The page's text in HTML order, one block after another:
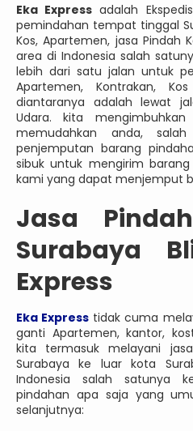
Eka Express adalah
pemindahan tempat tinggal
Kos, Apartemen, jasa Pindah
area di Indonesia salah
lebih dari satu jalan untuk
Apartemen, Kontrakan,
diantaranya adalah lewat
Udara. kita
memudahkan anda,
penjemputan barang
sibuk untuk mengirim
kami yang dapat menjemput
Jasa
Surabaya
Express
Eka Express tidak cuma
ganti Apartemen, kantor,
kita termasuk melayani
Surabaya ke luar kota
Indonesia salah satunya
pindahan apa saja yang
selanjutnya: